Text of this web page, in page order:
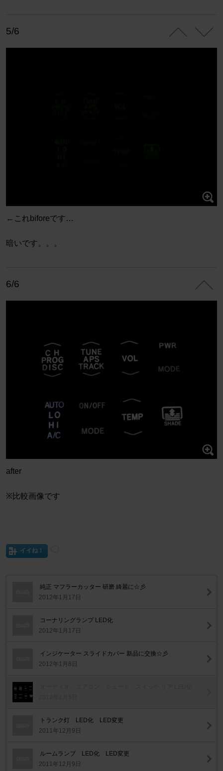
5/6
←これbiforeです…
暗いです。。。
6/6
after
※比較画像です
イイね！
純正 マフラーカッター 研磨 綺麗に☆彡
2012年1月17日
コーナリングランプ LED化
2012年1月17日
インジケーター スライドカバー 新品に交換☆彡
2012年1月8日
トランク灯 LED化 LED変更
2011年12月9日
ルームランプ LED化 LED変更
2011年12月9日